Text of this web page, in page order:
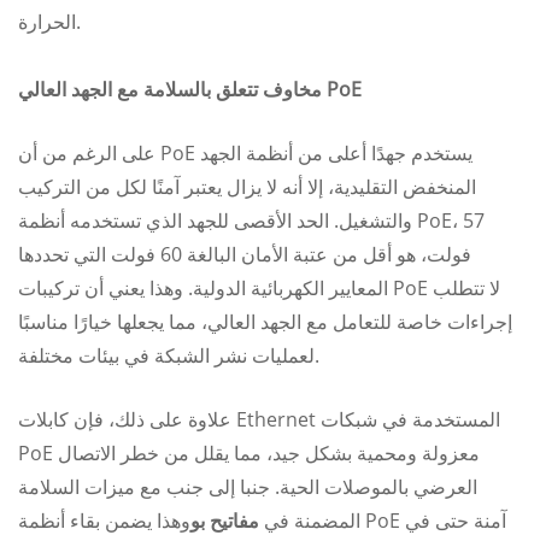
الحرارة.
مخاوف تتعلق بالسلامة مع الجهد العالي PoE
على الرغم من أن PoE يستخدم جهدًا أعلى من أنظمة الجهد
المنخفض التقليدية، إلا أنه لا يزال يعتبر آمنًا لكل من التركيب
والتشغيل. الحد الأقصى للجهد الذي تستخدمه أنظمة PoE، 57
فولت، هو أقل من عتبة الأمان البالغة 60 فولت التي تحددها
المعايير الكهربائية الدولية. وهذا يعني أن تركيبات PoE لا تتطلب
إجراءات خاصة للتعامل مع الجهد العالي، مما يجعلها خيارًا مناسبًا
لعمليات نشر الشبكة في بيئات مختلفة.
علاوة على ذلك، فإن كابلات Ethernet المستخدمة في شبكات
PoE معزولة ومحمية بشكل جيد، مما يقلل من خطر الاتصال
العرضي بالموصلات الحية. جنبا إلى جنب مع ميزات السلامة
المضمنة في مفاتيح بووهذا يضمن بقاء أنظمة PoE آمنة حتى في